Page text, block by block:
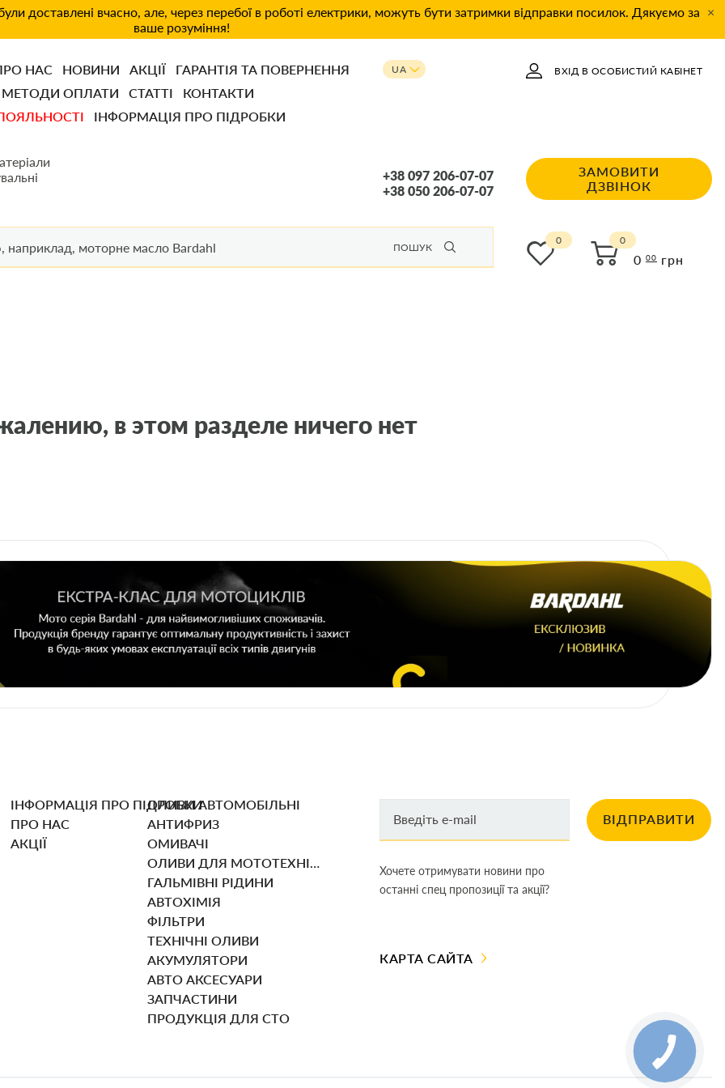
доставлені вчасно, але, через перебої в роботі електрики, можуть бути затримки відправки посилок. Дякуємо за
ваше розуміння!
×
НАС НОВИНИ АКЦІЇ
ГАРАНТІЯ ТА ПОВЕРНЕННЯ
МЕТОДИ ОПЛАТИ
СТАТТІ
КОНТАКТИ
ІНФОРМАЦІЯ ПРО ПІДРОБКИ
UA
+38 097 206-07-07
+38 050 206-07-07
ПОШУК
ВХІД В ОСОБИСТИЙ КАБІНЕТ
ЗАМОВИТИ
ДЗВІНОК
0
0 00 грн
в этом разделе ничего нет
ІНФОРМАЦІЯ ПРО ПІДРОБКИ
ПРО НАС
АКЦІЇ
ОЛИВИ АВТОМОБІЛЬНІ
АНТИФРИЗ
ОМИВАЧІ
ОЛИВИ ДЛЯ МОТОТЕХНІКИ
ГАЛЬМІВНІ РІДИНИ
АВТОХІМІЯ
ФІЛЬТРИ
ТЕХНІЧНІ ОЛИВИ
АКУМУЛЯТОРИ
АВТО АКСЕСУАРИ
ЗАПЧАСТИНИ
ПРОДУКЦІЯ ДЛЯ СТО
ВІДПРАВИТИ
Хочете отримувати новини про
останні спец пропозиції та акції?
КАРТА САЙТА